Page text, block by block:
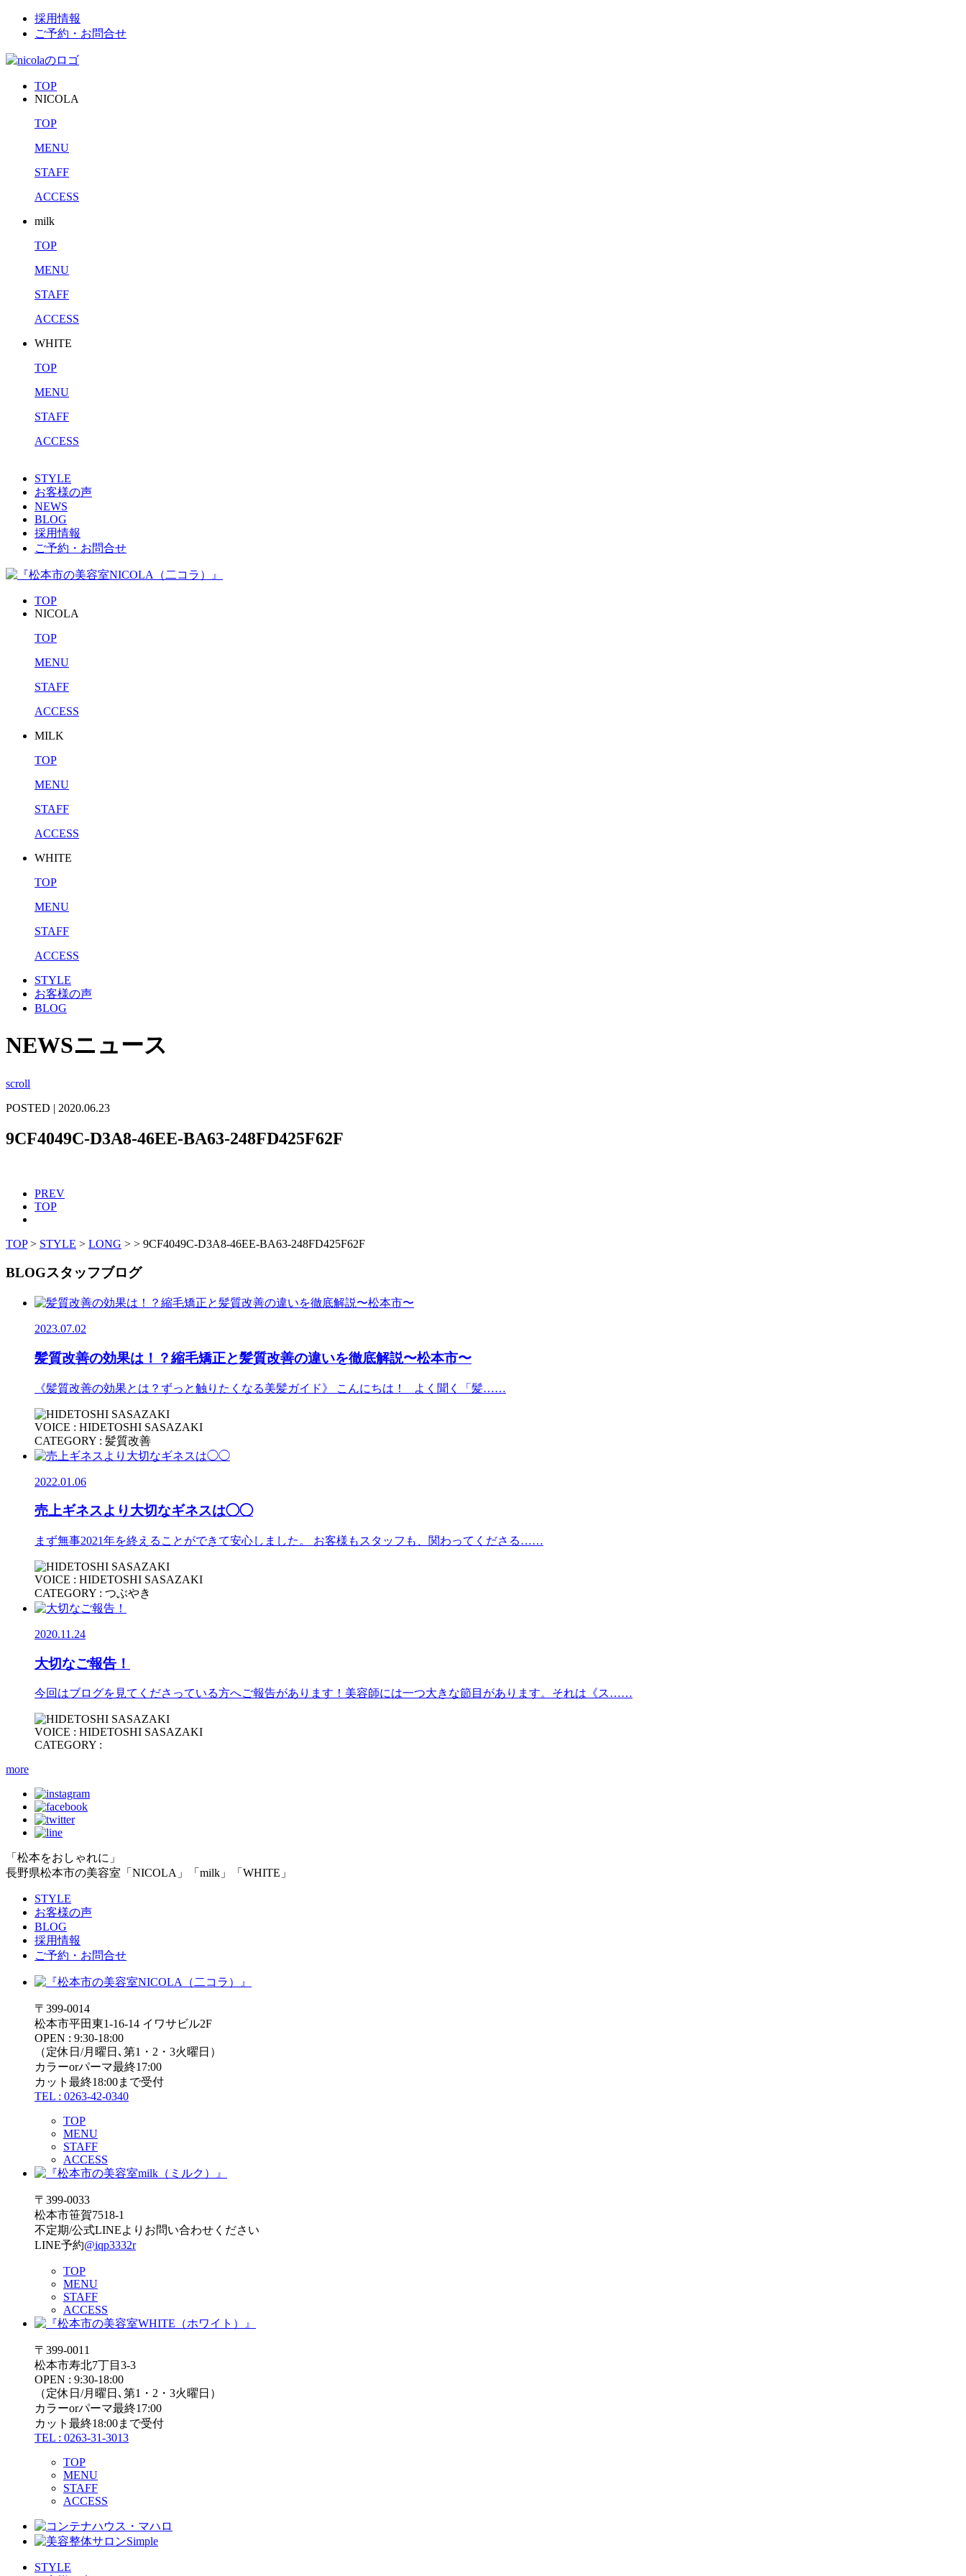
採用情報
ご予約・お問合せ
TOP
NICOLA
TOP
MENU
STAFF
ACCESS
milk
TOP
MENU
STAFF
ACCESS
WHITE
TOP
MENU
STAFF
ACCESS
STYLE
お客様の声
NEWS
BLOG
採用情報
ご予約・お問合せ
TOP
NICOLA
TOP
MENU
STAFF
ACCESS
MILK
TOP
MENU
STAFF
ACCESS
WHITE
TOP
MENU
STAFF
ACCESS
STYLE
お客様の声
BLOG
NEWSニュース
scroll
POSTED | 2020.06.23
9CF4049C-D3A8-46EE-BA63-248FD425F62F
PREV
TOP
TOP> STYLE > LONG > > 9CF4049C-D3A8-46EE-BA63-248FD425F62F
BLOGスタッフブログ
2023.07.02
髪質改善の効果は！？縮毛矯正と髪質改善の違いを徹底解説〜松本市〜
《髪質改善の効果とは？ずっと触りたくなる美髪ガイド》 こんにちは！ よく聞く「髪……
VOICE : HIDETOSHI SASAZAKI
CATEGORY : 髪質改善
2022.01.06
売上ギネスより大切なギネスは◯◯
まず無事2021年を終えることができて安心しました。 お客様もスタッフも、関わってくださる……
VOICE : HIDETOSHI SASAZAKI
CATEGORY : つぶやき
2020.11.24
大切なご報告！
今回はブログを見てくださっている方へご報告があります！美容師には一つ大きな節目があります。それは《ス……
VOICE : HIDETOSHI SASAZAKI
CATEGORY :
more
「松本をおしゃれに」
長野県松本市の美容室「NICOLA」「milk」「WHITE」
STYLE
お客様の声
BLOG
採用情報
ご予約・お問合せ
〒399-0014
松本市平田東1-16-14 イワサビル2F
OPEN : 9:30-18:00
（定休日/月曜日､第1・2・3火曜日）
カラーorパーマ最終17:00
カット最終18:00まで受付
TEL : 0263-42-0340
TOP
MENU
STAFF
ACCESS
〒399-0033
松本市笹賀7518-1
不定期/公式LINEよりお問い合わせください
LINE予約@iqp3332r
TOP
MENU
STAFF
ACCESS
〒399-0011
松本市寿北7丁目3-3
OPEN : 9:30-18:00
（定休日/月曜日､第1・2・3火曜日）
カラーorパーマ最終17:00
カット最終18:00まで受付
TEL : 0263-31-3013
TOP
MENU
STAFF
ACCESS
STYLE